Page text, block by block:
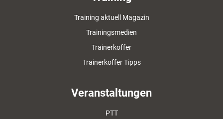
Training aktuell Magazin
Trainingsmedien
Trainerkoffer
Trainerkoffer Tipps
Veranstaltungen
PTT